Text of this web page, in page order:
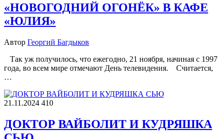
«НОВОГОДНИЙ ОГОНЁК» В КАФЕ
«ЮЛИЯ»
Автор Георгий Багдыков
Так уж получилось, что ежегодно, 21 ноября, начиная с 1997
года, во всем мире отмечают День телевидения. Считается,
…
21.11.2024 410
ДОКТОР ВАЙБОЛИТ И КУДРЯШКА